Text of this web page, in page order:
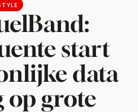
start
data
grote